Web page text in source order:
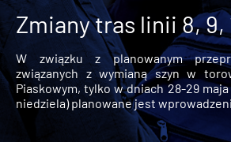
Zmiany tras linii 8, 9,
W związku z planowanym
związanych z wymianą szyn w
Piaskowym, tylko w dniach 28-29
niedziela) planowane jest